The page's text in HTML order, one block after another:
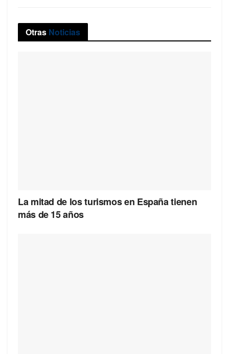
Otras Noticias
La mitad de los turismos en España tienen
más de 15 años